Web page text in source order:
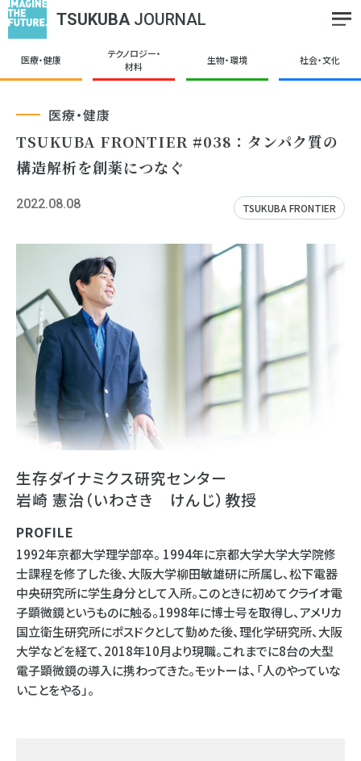
TSUKUBA JOURNAL
医療・健康
テクノロジー・
材料
生物・環境 社会・文化
医療・健康
TSUKUBA FRONTIER #038：タンパク質の
構造解析を創薬につなぐ
2022.08.08 TSUKUBA FRONTIER
生存ダイナミクス研究センター
岩崎 憲治（いわさき けんじ）教授
PROFILE
1992年京都大学理学部卒。 1994年に京都大学大学大学院修
士課程を修了した後、大阪大学柳田敏雄研に所属し、松下電器
中央研究所に学生身分として入所。このときに初めてクライオ電
子顕微鏡というものに触る。1998年に博士号を取得し、アメリカ
国立衛生研究所にポスドクとして勤めた後、理化学研究所、大阪
大学などを経て、2018年10月より現職。これまでに8台の大型
電子顕微鏡の導入に携わってきた。モットーは、「人のやっていな
いことをやる」。